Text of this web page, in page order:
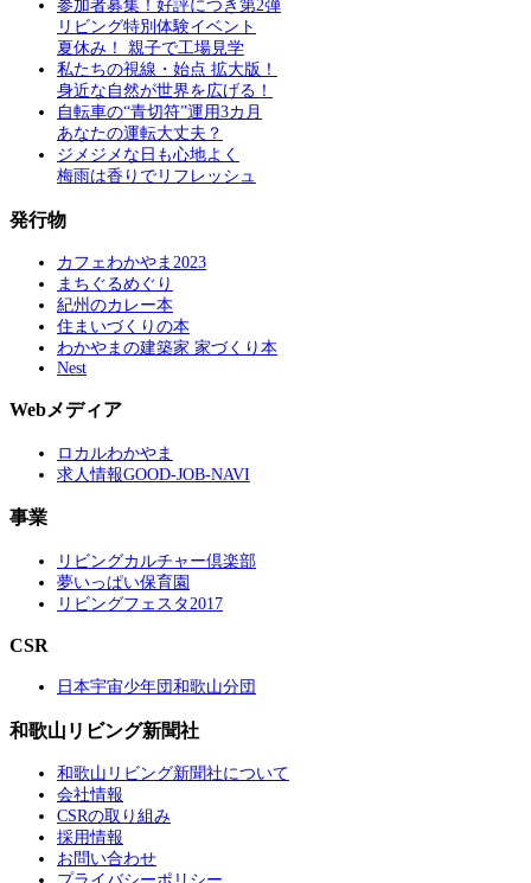
参加者募集！好評につき第2弾
リビング特別体験イベント
夏休み！ 親子で工場見学
私たちの視線・始点 拡大版！
身近な自然が世界を広げる！
自転車の“青切符”運用3カ月
あなたの運転大丈夫？
ジメジメな日も心地よく
梅雨は香りでリフレッシュ
発行物
カフェわかやま2023
まちぐるめぐり
紀州のカレー本
住まいづくりの本
わかやまの建築家 家づくり本
Nest
Webメディア
ロカルわかやま
求人情報GOOD-JOB-NAVI
事業
リビングカルチャー倶楽部
夢いっぱい保育園
リビングフェスタ2017
CSR
日本宇宙少年団和歌山分団
和歌山リビング新聞社
和歌山リビング新聞社について
会社情報
CSRの取り組み
採用情報
お問い合わせ